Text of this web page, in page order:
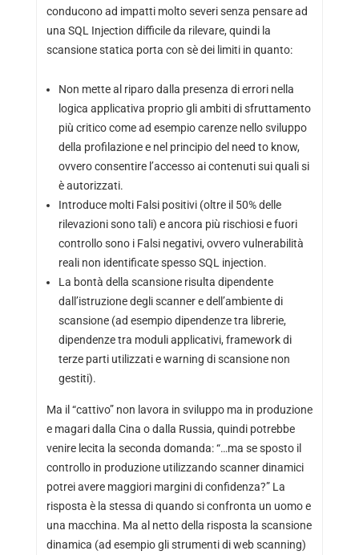
conducono ad impatti molto severi senza pensare ad
una SQL Injection difficile da rilevare, quindi la
scansione statica porta con sè dei limiti in quanto:
Non mette al riparo dalla presenza di errori nella
logica applicativa proprio gli ambiti di sfruttamento
più critico come ad esempio carenze nello sviluppo
della profilazione e nel principio del need to know,
ovvero consentire l’accesso ai contenuti sui quali si
è autorizzati.
Introduce molti Falsi positivi (oltre il 50% delle
rilevazioni sono tali) e ancora più rischiosi e fuori
controllo sono i Falsi negativi, ovvero vulnerabilità
reali non identificate spesso SQL injection.
La bontà della scansione risulta dipendente
dall’istruzione degli scanner e dell’ambiente di
scansione (ad esempio dipendenze tra librerie,
dipendenze tra moduli applicativi, framework di
terze parti utilizzati e warning di scansione non
gestiti).
Ma il “cattivo” non lavora in sviluppo ma in produzione
e magari dalla Cina o dalla Russia, quindi potrebbe
venire lecita la seconda domanda: “…ma se sposto il
controllo in produzione utilizzando scanner dinamici
potrei avere maggiori margini di confidenza?” La
risposta è la stessa di quando si confronta un uomo e
una macchina. Ma al netto della risposta la scansione
dinamica (ad esempio gli strumenti di web scanning)